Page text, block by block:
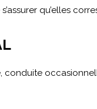
qu’elles
conduite